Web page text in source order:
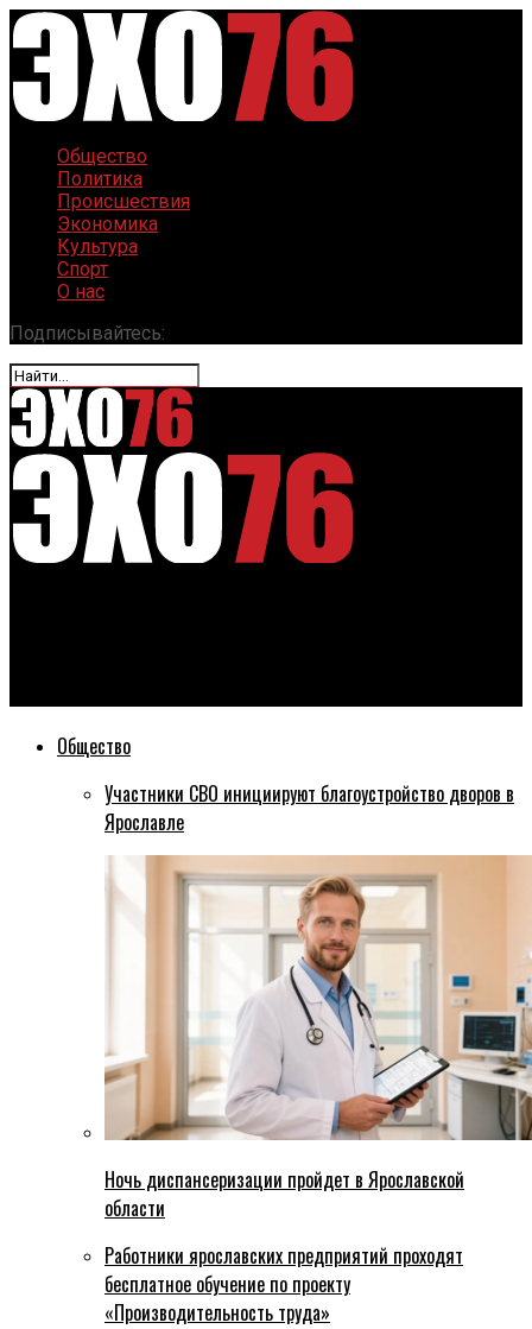
Общество
Политика
Происшествия
Экономика
Культура
Спорт
О нас
Подписывайтесь:
Общество
Участники СВО инициируют благоустройство дворов в
Ярославле
Ночь диспансеризации пройдет в Ярославской
области
Работники ярославских предприятий проходят
бесплатное обучение по проекту
«Производительность труда»